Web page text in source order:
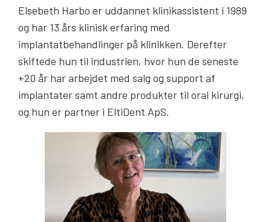
Elsebeth Harbo er uddannet klinikassistent i 1989
og har 13 års klinisk erfaring med
implantatbehandlinger på klinikken. Derefter
skiftede hun til industrien, hvor hun de seneste
+20 år har arbejdet med salg og support af
implantater samt andre produkter til oral kirurgi,
og hun er partner i EltiDent ApS.